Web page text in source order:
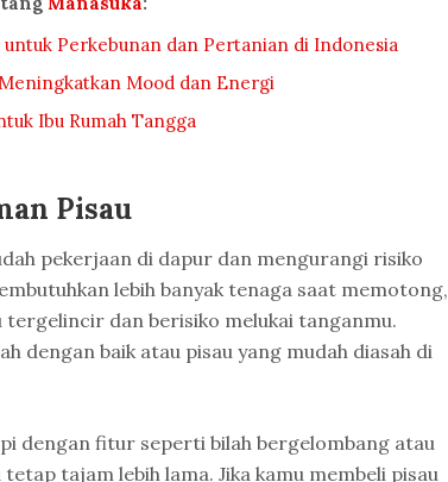
Perkebunan dan Pertanian di Indonesia
Mood dan Energi
Ibu Rumah Tangga
Pisau
pekerjaan di dapur dan mengurangi risiko
lebih banyak tenaga saat memotong,
tergelincir dan berisiko melukai tanganmu.
dengan baik atau pisau yang mudah diasah di
dengan fitur seperti bilah bergelombang atau
tajam lebih lama. Jika kamu membeli pisau